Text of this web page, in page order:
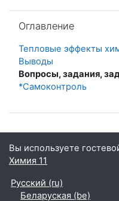
Оглавление
Тепловые эффекты
Выводы
Вопросы, задания,
*Самоконтроль
Вы используете
Химия 11
Русский ‎(ru)‎
Беларуская ‎(be)‎